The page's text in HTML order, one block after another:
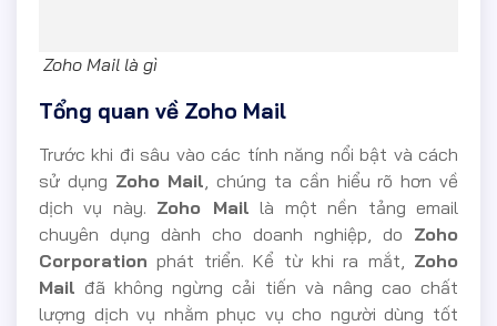
Zoho Mail là gì
Tổng quan về Zoho Mail
Trước khi đi sâu vào các tính năng nổi bật và cách
sử dụng Zoho Mail , chúng ta cần hiểu rõ hơn về
dịch vụ này. Zoho Mail là một nền tảng email
chuyên dụng dành cho doanh nghiệp, do Zoho
Corporation phát triển. Kể từ khi ra mắt, Zoho
Mail đã không ngừng cải tiến và nâng cao chất
lượng dịch vụ nhằm phục vụ cho người dùng tốt